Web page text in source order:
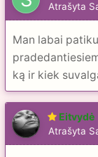
Atrašyta
Man labai
ką ir kiek
Eitvydė
Atrašyta